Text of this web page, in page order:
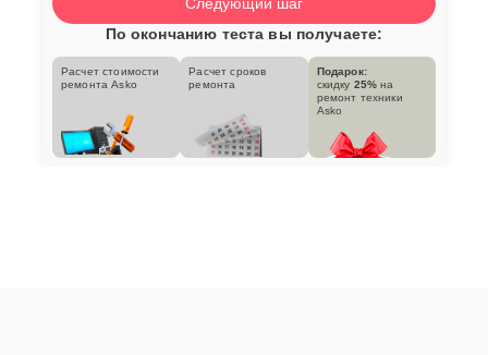
По окончанию теста вы получаете:
Расчет стоимости
ремонта Asko
Расчет сроков
ремонта
Подарок:
скидку 25% на
ремонт техники
Asko